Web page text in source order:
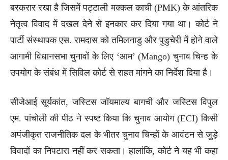
बरकरार रखा है जिसमें पट्टाली मक्कल काची (PMK) के आंतरिक
नेतृत्व विवाद में दखल देने से इनकार कर दिया गया था। कोर्ट ने
पार्टी संस्थापक एस. रामदास को तमिलनाडु और पुडुचेरी में होने वाले
आगामी विधानसभा चुनावों के लिए ‘आम’ (Mango) चुनाव चिन्ह के
उपयोग के संबंध में सिविल कोर्ट से राहत मांगने का निर्देश दिया है।
सीजेआई सूर्यकांत, जस्टिस जॉयमाल्य बागची और जस्टिस विपुल
एम. पांचोली की पीठ ने स्पष्ट किया कि चुनाव आयोग (ECI) किसी
अपंजीकृत राजनीतिक दल के भीतर चुनाव चिन्हों के आवंटन से जुड़े
विवादों का निपटारा नहीं कर सकता। हालांकि, कोर्ट ने यह भी कहा